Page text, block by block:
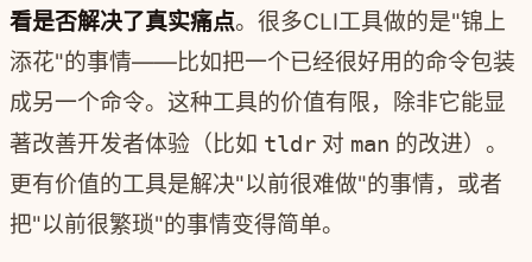
看是否解决了真实痛点。很多CLI工具做的是"锦上
添花"的事情——比如把一个已经很好用的命令包装
成另一个命令。这种工具的价值有限，除非它能显
著改善开发者体验（比如 tldr 对 man 的改进）。
更有价值的工具是解决"以前很难做"的事情，或者
把"以前很繁琐"的事情变得简单。